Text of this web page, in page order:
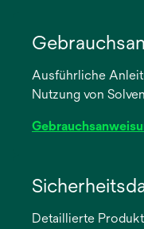
Ausführliche
Nutzung von
neuenDetaillierte